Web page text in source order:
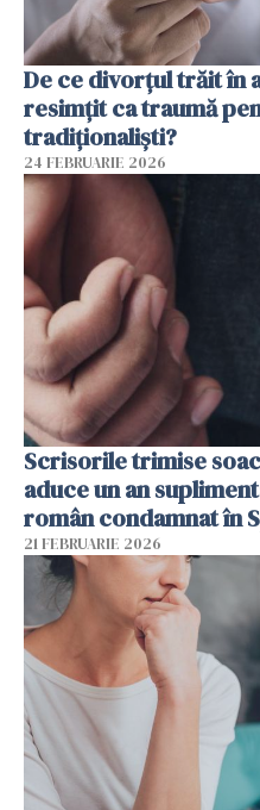
De ce divorțul trăit în
resimțit ca traumă
tradiționaliști?
24 FEBRUARIE 2026
Scrisorile trimise
aduce un an
român condamnat în
21 FEBRUARIE 2026